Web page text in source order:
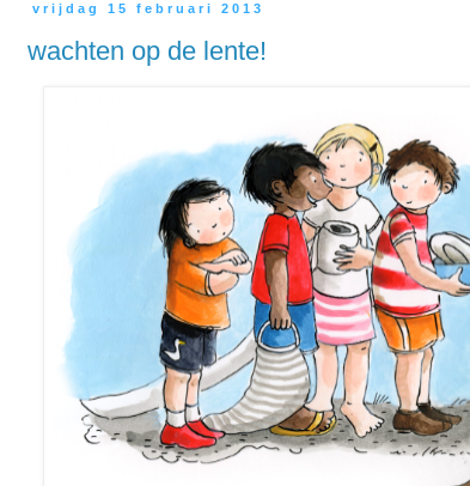
vrijdag 15 februari 2013
wachten op de lente!